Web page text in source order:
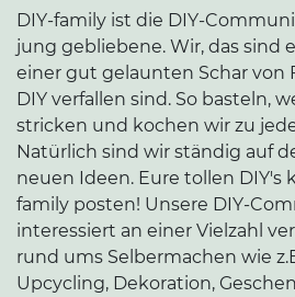
DIY-family ist die DIY-
jung gebliebene. Wir, das sind
einer gut gelaunten Schar von
DIY verfallen sind. So basteln,
stricken und kochen wir zu
Natürlich sind wir ständig auf
neuen Ideen. Eure tollen DIY's
family posten! Unsere DIY-
interessiert an einer Vielzahl
rund ums Selbermachen wie
Upcycling, Dekoration,